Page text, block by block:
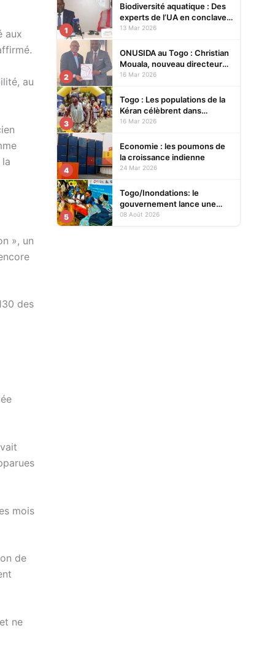
aux
au
», un
des
mois
de
ne
1
Biodiversité aquatique : Des
experts de l’UA en conclave à
Lomé pour renforcer la
13 Mar 2026
2
ONUSIDA au Togo : Christian
Mouala, nouveau directeur
pays
16 Mar 2026
3
Togo : Les populations de la
Kéran célèbrent dans
l’allégresse Tislim-Difoini,
16 Mar 2026
4
Economie : les poumons de
la croissance indienne
24 Mar 2026
5
Togo/Inondations: le
gouvernement lance une
opération d’assistance aux
08 Août 2026